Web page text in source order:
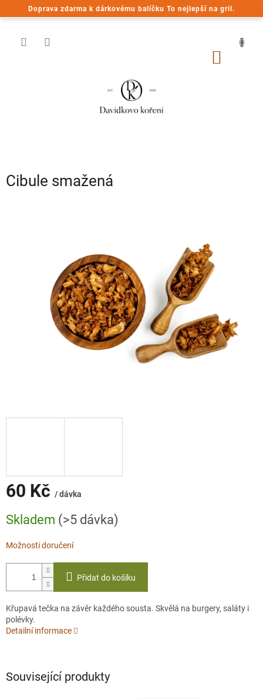
Doprava zdarma k dárkovému balíčku To nejlepší na gril.
na
Cibule smažená
60 Kč / dávka
cena:
Skladem (>5 dávka)
Možnosti doručení
Přidat do košíku
Křupavá tečka na závěr každého sousta. Skvělá na burgery, saláty i
polévky.
Detailní informace
Související produkty